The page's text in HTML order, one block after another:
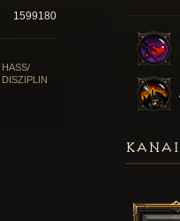
1599180
HASS/
DISZIPLIN